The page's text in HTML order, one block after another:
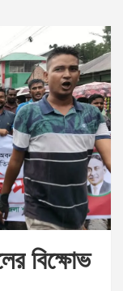
বিক্ষোভ